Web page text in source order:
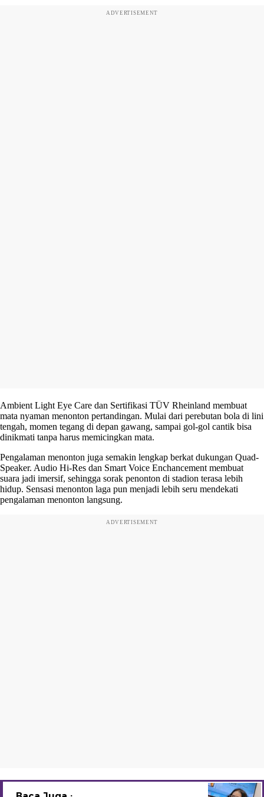
ADVERTISEMENT
Ambient Light Eye Care dan Sertifikasi TÜV Rheinland membuat
mata nyaman menonton pertandingan. Mulai dari perebutan bola di lini
tengah, momen tegang di depan gawang, sampai gol-gol cantik bisa
dinikmati tanpa harus memicingkan mata.
Pengalaman menonton juga semakin lengkap berkat dukungan Quad-
Speaker. Audio Hi-Res dan Smart Voice Enchancement membuat
suara jadi imersif, sehingga sorak penonton di stadion terasa lebih
hidup. Sensasi menonton laga pun menjadi lebih seru mendekati
pengalaman menonton langsung.
ADVERTISEMENT